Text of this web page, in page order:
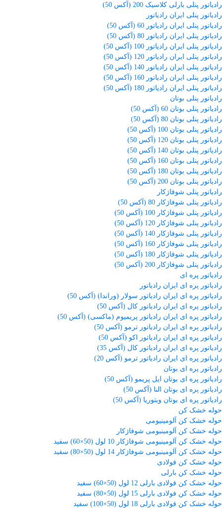
رادیاتور پنلی بارلی کلاسیک 200 (آکس 50)
رادیاتور پنلی ایران رادیاتور
رادیاتور پنلی ایران رادیاتور 60 (آکس 50)
رادیاتور پنلی ایران رادیاتور 80 (آکس 50)
رادیاتور پنلی ایران رادیاتور 100 (آکس 50)
رادیاتور پنلی ایران رادیاتور 120 (آکس 50)
رادیاتور پنلی ایران رادیاتور 140 (آکس 50)
رادیاتور پنلی ایران رادیاتور 160 (آکس 50)
رادیاتور پنلی ایران رادیاتور 180 (آکس 50)
رادیاتور پنلی بوتان
رادیاتور پنلی بوتان 60 (آکس 50)
رادیاتور پنلی بوتان 80 (آکس 50)
رادیاتور پنلی بوتان 100 (آکس 50)
رادیاتور پنلی بوتان 120 (آکس 50)
رادیاتور پنلی بوتان 140 (آکس 50)
رادیاتور پنلی بوتان 160 (آکس 50)
رادیاتور پنلی بوتان 180 (آکس 50)
رادیاتور پنلی بوتان 200 (آکس 50)
رادیاتور پنلی شوفاژکار
رادیاتور پنلی شوفاژکار 80 (آکس 50)
رادیاتور پنلی شوفاژکار 100 (آکس 50)
رادیاتور پنلی شوفاژکار 120 (آکس 50)
رادیاتور پنلی شوفاژکار 140 (آکس 50)
رادیاتور پنلی شوفاژکار 160 (آکس 50)
رادیاتور پنلی شوفاژکار 180 (آکس 50)
رادیاتور پنلی شوفاژکار 200 (آکس 50)
رادیاتور پره ای
رادیاتور پره ای ایران رادیاتور
رادیاتور پره ای ایران رادیاتور سولار (وراندا) (آکس 50)
رادیاتور پره ای ایران رادیاتور کال (آکس 50)
رادیاتور پره ای ایران رادیاتور پریمیوم (ماکسی) (آکس 50)
رادیاتور پره ای ایران رادیاتور ترمو (آکس 50)
رادیاتور پره ای ایران رادیاتور اکو (آکس 50)
رادیاتور پره ای ایران رادیاتور کال (آکس 35)
رادیاتور پره ای ایران رادیاتور ترمو (آکس 20)
رادیاتور پره ای بوتان
رادیاتور پره ای بوتان ایل پریمو (آکس 50)
رادیاتور پره ای بوتان النا (آکس 50)
رادیاتور پره ای بوتان ویتوریا (آکس 50)
حوله خشک کن
حوله خشک کن آلومینیومی
حوله خشک کن آلومینیومی شوفاژکار
حوله خشک کن آلومینیومی شوفاژکار 10 لول (50×60) سفید
حوله خشک کن آلومینیومی شوفاژکار 14 لول (50×80) سفید
حوله خشک کن فولادی
حوله خشک کن بارلی
حوله خشک کن فولادی بارلی 12 لول (50×60) سفید
حوله خشک کن فولادی بارلی 15 لول (50×80) سفید
حوله خشک کن فولادی بارلی 18 لول (50×100) سفید